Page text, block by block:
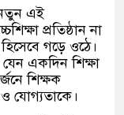
এই
প্রতিষ্ঠান না
হিসেবে গড়ে ওঠে।
একদিন শিক্ষা
শিক্ষক
যোগ্যতাকে।